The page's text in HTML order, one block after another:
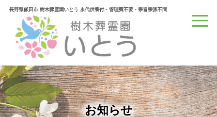
長野県飯田市 樹木葬霊園いとう 永代供養付・管理費不要・宗旨宗派不問
お知らせ